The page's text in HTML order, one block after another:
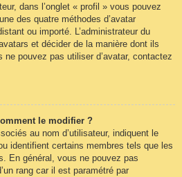
dans l’onglet « profil » vous pouvez
des quatre méthodes d’avatar
ou importé. L’administrateur du
et décider de la manière dont ils
pouvez pas utiliser d’avatar, contactez
le modifier ?
au nom d’utilisateur, indiquent le
identifient certains membres tels que les
En général, vous ne pouvez pas
rang car il est paramétré par